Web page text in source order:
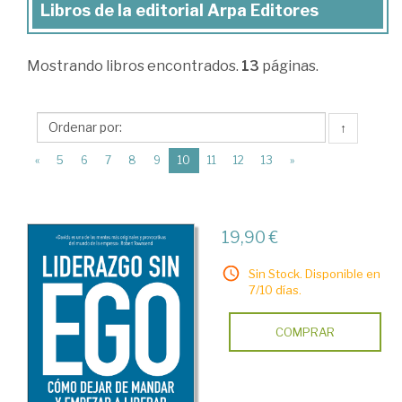
Libros
la
Arpa
Editores
Libros de la editorial Arpa Editores
Mostrando libros encontrados. 13 páginas.
↑
« 5 6 7 8 9 10 (current)
11 12 13 »
19,90 €
Sin Stock. Disponible en
7/10 días.
COMPRAR